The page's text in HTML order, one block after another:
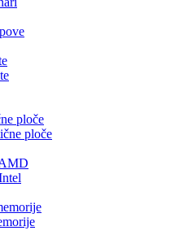
ploče
ploče